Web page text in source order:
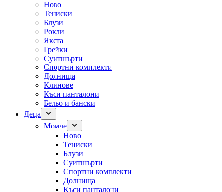
Ново
Тениски
Блузи
Рокли
Якета
Грейки
Суитшърти
Спортни комплекти
Долнища
Клинове
Къси панталони
Бельо и бански
Деца
Момче
Ново
Тениски
Блузи
Суитшърти
Спортни комплекти
Долнища
Къси панталони